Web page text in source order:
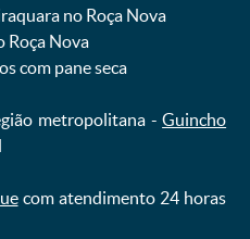
no Roça Nova
Roça Nova
com pane seca
metropolitana -Guincho
com atendimento 24 horas